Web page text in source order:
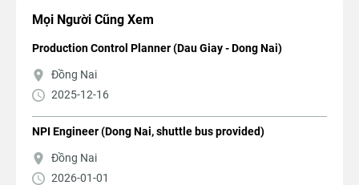
Mọi Người Cũng Xem
Production Control Planner (Dau Giay - Dong Nai)
Đồng Nai
2025-12-16
NPI Engineer (Dong Nai, shuttle bus provided)
Đồng Nai
2026-01-01